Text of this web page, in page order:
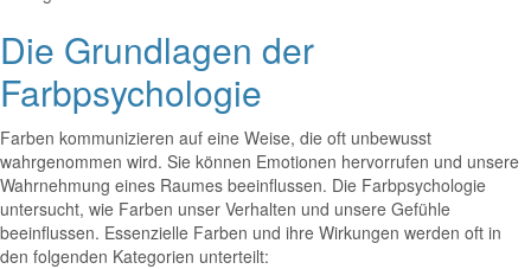
Die Grundlagen der
Farbpsychologie
Farben kommunizieren auf eine Weise, die oft unbewusst
wahrgenommen wird. Sie können Emotionen hervorrufen und unsere
Wahrnehmung eines Raumes beeinflussen. Die Farbpsychologie
untersucht, wie Farben unser Verhalten und unsere Gefühle
beeinflussen. Essenzielle Farben und ihre Wirkungen werden oft in
den folgenden Kategorien unterteilt: